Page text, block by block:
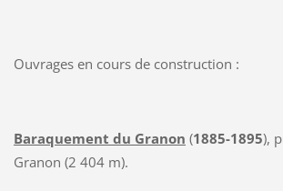
Ouvrages en cours de construction :
Baraquement du Granon (1885-1895),
Granon (2 404 m).